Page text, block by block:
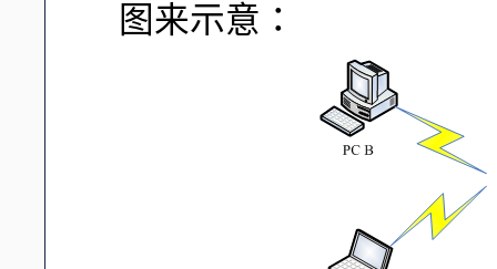
图来示意：